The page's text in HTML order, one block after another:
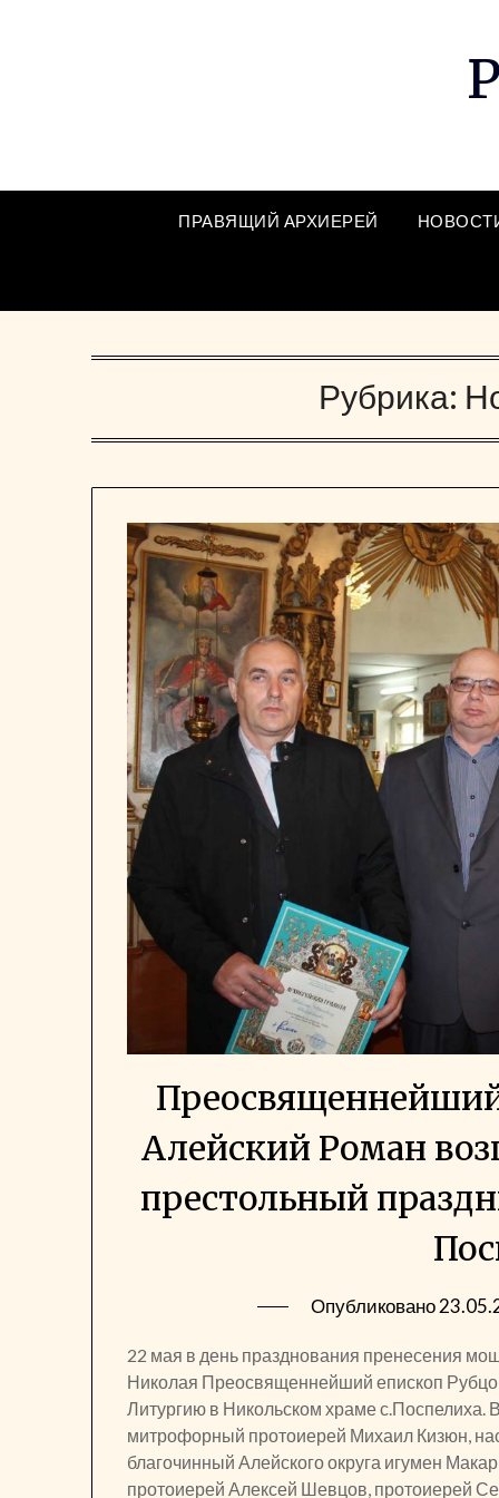
ПРАВЯЩИЙ АРХИЕРЕЙ
Рубрика:
Алейский Роман
престольный
Опубликовано
22 мая в день празднования пренесения
Николая Преосвященнейший епископ
Литургию в Никольском храме с.Поспелиха.
митрофорный протоиерей Михаил Кизюн,
благочинный Алейского округа игумен
протоиерей Алексей Шевцов, протоиерей